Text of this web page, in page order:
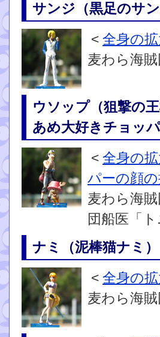
サンジ（黒足のサン
< 全身の
麦わら海賊
ウソップ（狙撃の
あめ大好きチョッパ
< 全身の
パーの顔
麦わら海
団船医「
ナミ（泥棒猫ナミ）
< 全身の
麦わら海賊